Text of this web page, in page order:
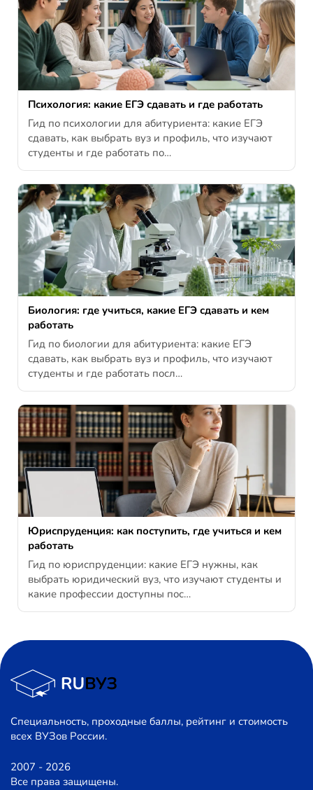
Психология: какие ЕГЭ сдавать и где работать
Гид по психологии для абитуриента: какие ЕГЭ
сдавать, как выбрать вуз и профиль, что изучают
студенты и где работать по…
Биология: где учиться, какие ЕГЭ сдавать и кем
работать
Гид по биологии для абитуриента: какие ЕГЭ
сдавать, как выбрать вуз и профиль, что изучают
студенты и где работать посл…
Юриспруденция: как поступить, где учиться и кем
работать
Гид по юриспруденции: какие ЕГЭ нужны, как
выбрать юридический вуз, что изучают студенты и
какие профессии доступны пос…
Специальность, проходные баллы, рейтинг и стоимость
всех ВУЗов России.
2007 - 2026
Все права защищены.